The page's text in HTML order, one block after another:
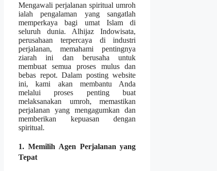
Mengawali perjalanan spiritual umroh
ialah pengalaman yang sangatlah
memperkaya bagi umat Islam di
seluruh dunia. Alhijaz Indowisata,
perusahaan terpercaya di industri
perjalanan, memahami pentingnya
ziarah ini dan berusaha untuk
membuat semua proses mulus dan
bebas repot. Dalam posting website
ini, kami akan membantu Anda
melalui proses penting buat
melaksanakan umroh, memastikan
perjalanan yang mengagumkan dan
memberikan kepuasan dengan
spiritual.
1. Memilih Agen Perjalanan yang
Tepat